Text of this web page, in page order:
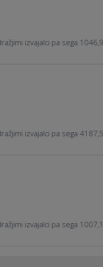
izvajalci pa sega
izvajalci pa sega
izvajalci pa sega